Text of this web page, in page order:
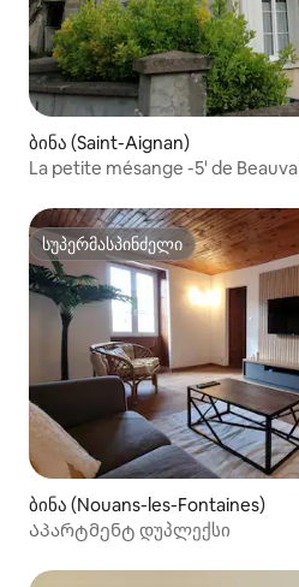
ბინა (Saint-Aignan)
La petite mésange -5' de Beauval
სუპერმასპინძელი
სუპერმასპინძელი
ბინა (Nouans-les-Fontaines)
Აპარტმენტ დუპლექსი